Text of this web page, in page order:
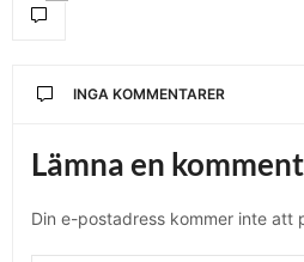
INGA KOMMENTARER
Lämna en
Din e-postadress kommer inte att